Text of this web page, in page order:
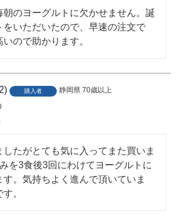
朝のヨーグルトに欠かせません。誕
をいただいたので、早速の注文で
2 購入者 静岡県 70歳以上
したがとても気に入ってまた買いま
を3食後3回にわけてヨーグルトに
す。気持ちよく進んで頂いていま
。